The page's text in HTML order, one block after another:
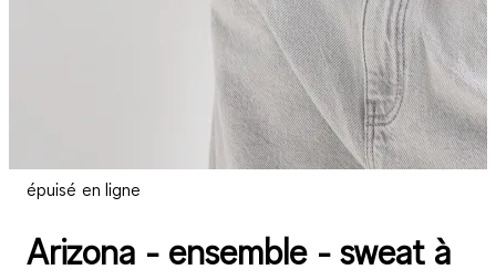
épuisé en ligne
Arizona - ensemble - sweat à